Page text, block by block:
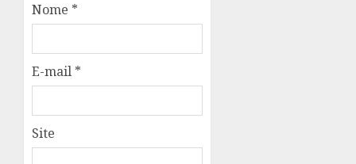
Nome *
E-mail *
Site